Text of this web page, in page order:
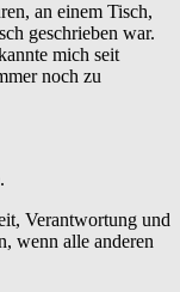
an einem Tisch,
geschrieben war.
mich seit
noch zu
Verantwortung und
wenn alle anderen